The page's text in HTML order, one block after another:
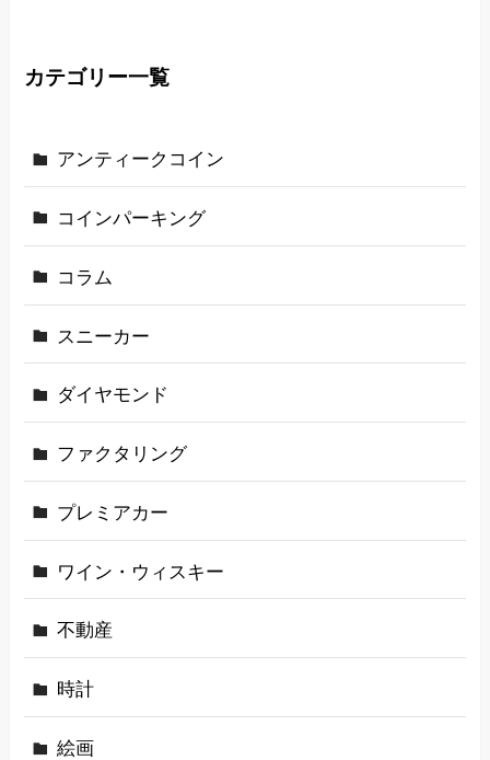
カテゴリー一覧
アンティークコイン
コインパーキング
コラム
スニーカー
ダイヤモンド
ファクタリング
プレミアカー
ワイン・ウィスキー
不動産
時計
絵画